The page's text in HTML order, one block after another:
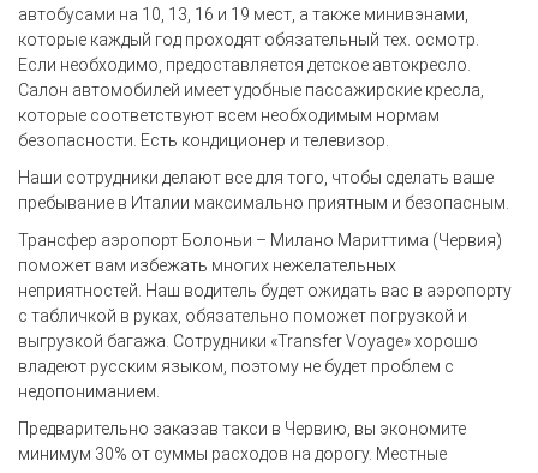
автобусами на 10, 13, 16 и 19 мест, а также минивэнами,
которые каждый год проходят обязательный тех. осмотр.
Если необходимо, предоставляется детское автокресло.
Салон автомобилей имеет удобные пассажирские кресла,
которые соответствуют всем необходимым нормам
безопасности. Есть кондиционер и телевизор.
Наши сотрудники делают все для того, чтобы сделать ваше
пребывание в Италии максимально приятным и безопасным.
Трансфер аэропорт Болоньи – Милано Мариттима (Червия)
поможет вам избежать многих нежелательных
неприятностей. Наш водитель будет ожидать вас в аэропорту
с табличкой в руках, обязательно поможет погрузкой и
выгрузкой багажа. Сотрудники «Transfer Voyage» хорошо
владеют русским языком, поэтому не будет проблем с
недопониманием.
Предварительно заказав такси в Червию, вы экономите
минимум 30% от суммы расходов на дорогу. Местные